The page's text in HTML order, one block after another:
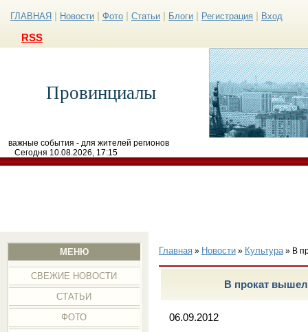
ГЛАВНАЯ Новости Фото Статьи Блоги Регистрация Вход
RSS
Провинциалы
важные события - для жителей регионов
Сегодня 10.08.2026, 17:15
МЕНЮ
СВЕЖИЕ НОВОСТИ
СТАТЬИ
ФОТО
Главная» Новости» Культура» В
В прокат
06.09.2012